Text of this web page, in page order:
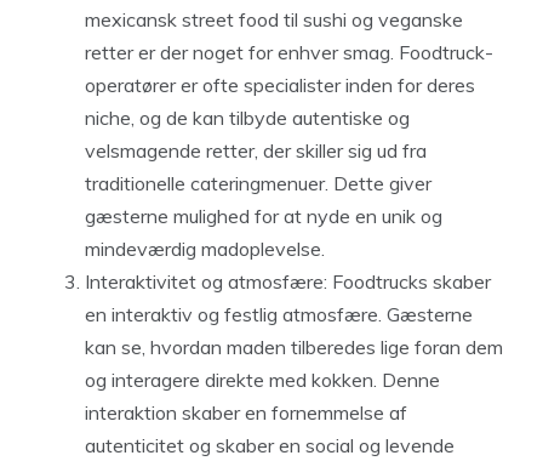
mexicansk street food til sushi og veganske
retter er der noget for enhver smag. Foodtruck-
operatører er ofte specialister inden for deres
niche, og de kan tilbyde autentiske og
velsmagende retter, der skiller sig ud fra
traditionelle cateringmenuer. Dette giver
gæsterne mulighed for at nyde en unik og
mindeværdig madoplevelse.
Interaktivitet og atmosfære: Foodtrucks skaber
en interaktiv og festlig atmosfære. Gæsterne
kan se, hvordan maden tilberedes lige foran dem
og interagere direkte med kokken. Denne
interaktion skaber en fornemmelse af
autenticitet og skaber en social og levende